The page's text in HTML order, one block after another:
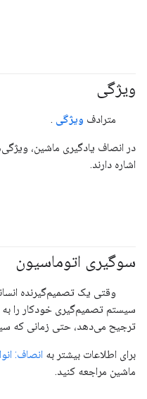
ویژگی
مترادف ویژگی .
در انصاف یادگیری ماشین،
اشاره دارند.
سوگیری اتوماسیون
وقتی یک تصمیم‌گیرنده
سیستم تصمیم‌گیری خودکار را به
ترجیح می‌دهد، حتی زمانی که
برای اطلاعات بیشتر به انصاف:
ماشین مراجعه کنید.